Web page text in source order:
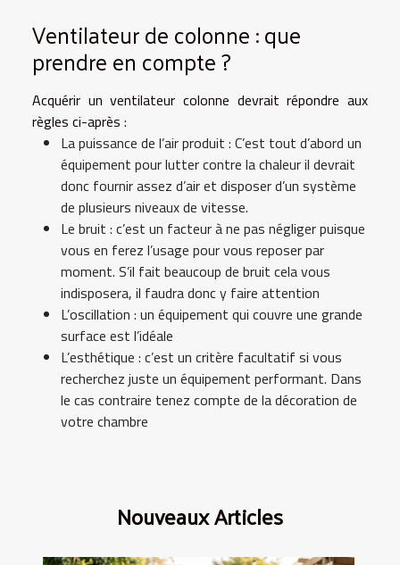
Ventilateur de colonne : que
prendre en compte ?
Acquérir un ventilateur colonne devrait répondre aux
règles ci-après :
La puissance de l’air produit : C’est tout d’abord un
équipement pour lutter contre la chaleur il devrait
donc fournir assez d’air et disposer d’un système
de plusieurs niveaux de vitesse.
Le bruit : c’est un facteur à ne pas négliger puisque
vous en ferez l’usage pour vous reposer par
moment. S’il fait beaucoup de bruit cela vous
indisposera, il faudra donc y faire attention
L’oscillation : un équipement qui couvre une grande
surface est l’idéale
L’esthétique : c’est un critère facultatif si vous
recherchez juste un équipement performant. Dans
le cas contraire tenez compte de la décoration de
votre chambre
Nouveaux Articles